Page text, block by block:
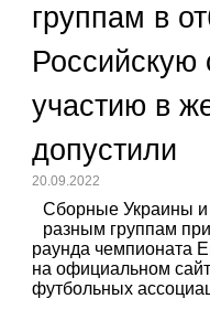
группам в
Российскую
участию в
допустили
20.09.2022
Сборные Украины и
разным группам
раунда чемпионата
на официальном
футбольных